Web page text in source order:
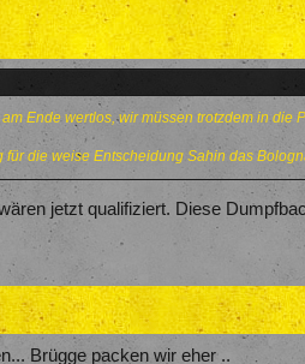
Ende wertlos, wir müssen trotzdem in die
die weise Entscheidung Sahin das
jetzt qualifiziert. Diese
Brügge packen wir eher ..